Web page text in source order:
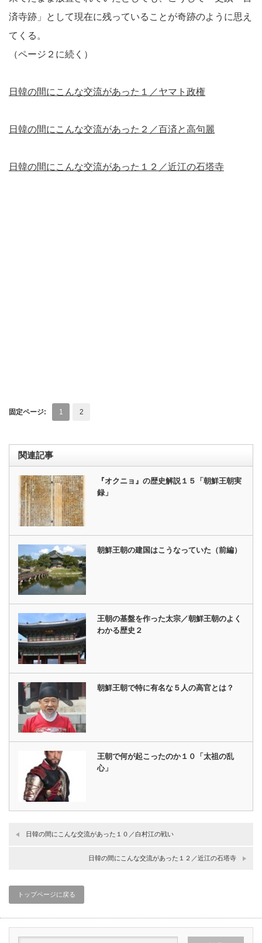
済寺跡」として現在に残っていることが奇跡のように思え
てくる。
（ページ２に続く）
日韓の間にこんな交流があった１／ヤマト政権
日韓の間にこんな交流があった２／百済と高句麗
日韓の間にこんな交流があった１２／近江の石塔寺
固定ページ: 1 2
関連記事
『オクニョ』の歴史解説１５「朝鮮王朝実
録」
朝鮮王朝の建国はこうなっていた（前編）
王朝の基盤を作った太宗／朝鮮王朝のよく
わかる歴史２
朝鮮王朝で特に有名な５人の高官とは？
王朝で何が起こったのか１０「太祖の乱
心」
日韓の間にこんな交流があった１０／白村江の戦い
日韓の間にこんな交流があった１２／近江の石塔寺
トップページに戻る